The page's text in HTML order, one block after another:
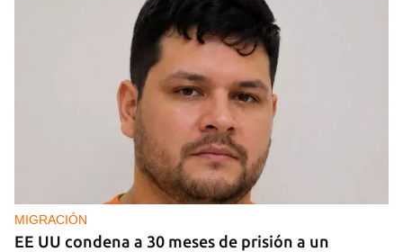
El universo en una caja
MIGRACIÓN
EE UU condena a 30 meses de prisión a un